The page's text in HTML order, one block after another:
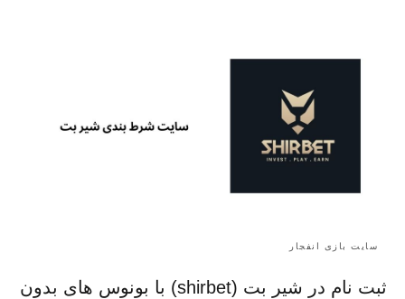
سایت بازی انفجار
ثبت نام در شیر بت (shirbet) با بونوس های بدون